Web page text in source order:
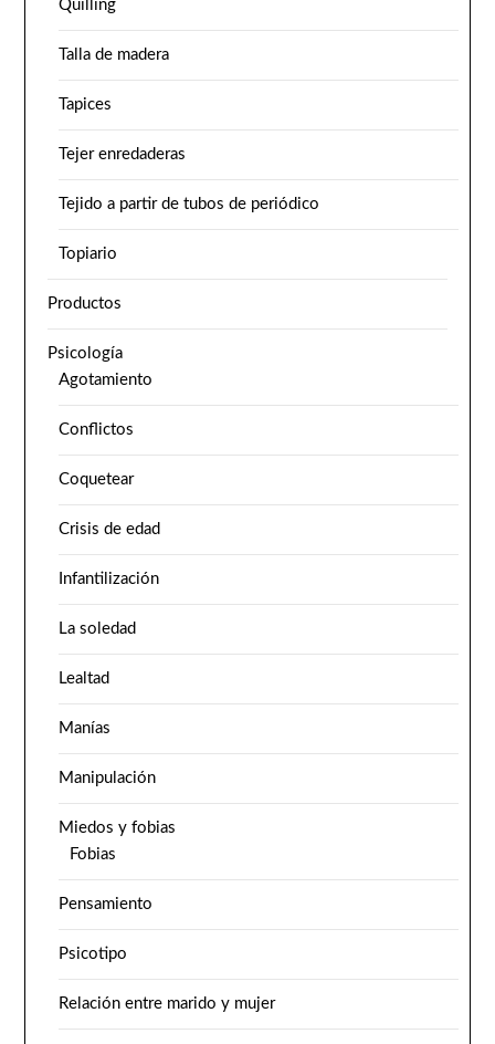
Quilling
Talla de madera
Tapices
Tejer enredaderas
Tejido a partir de tubos de periódico
Topiario
Productos
Psicología
Agotamiento
Conflictos
Coquetear
Crisis de edad
Infantilización
La soledad
Lealtad
Manías
Manipulación
Miedos y fobias
Fobias
Pensamiento
Psicotipo
Relación entre marido y mujer